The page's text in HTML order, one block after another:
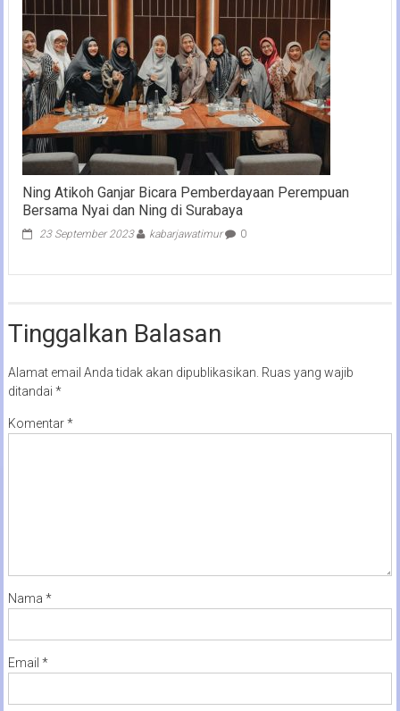
Ning Atikoh Ganjar Bicara Pemberdayaan Perempuan
Bersama Nyai dan Ning di Surabaya
23 September 2023 kabarjawatimur 0
Tinggalkan Balasan
Alamat email Anda tidak akan dipublikasikan. Ruas yang wajib
ditandai *
Komentar*
Nama *
Email *